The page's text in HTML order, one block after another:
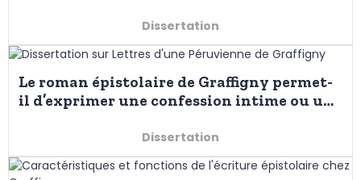
Dissertation
Le roman épistolaire de Graffigny permet-
il d’exprimer une confession intime ou une
Dissertation